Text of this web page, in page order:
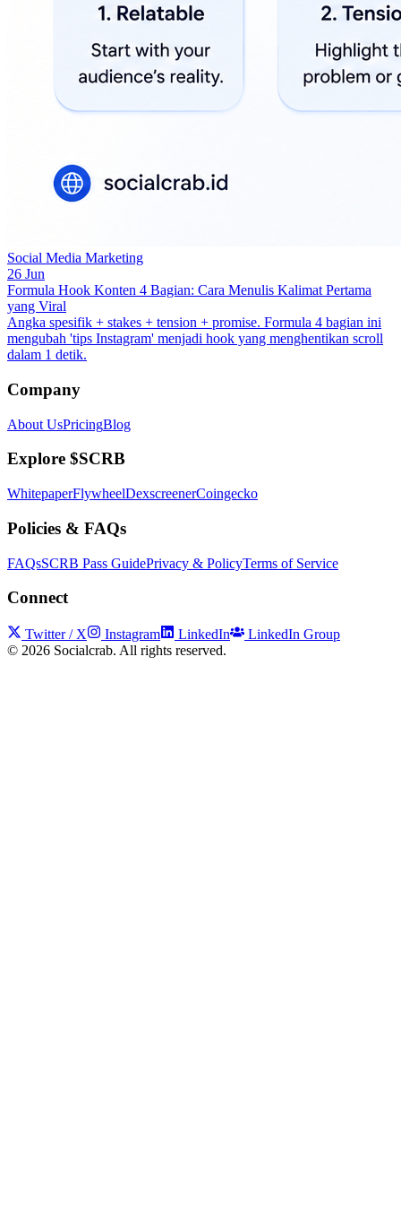
Social Media Marketing
26 Jun
Formula Hook Konten 4 Bagian: Cara Menulis Kalimat Pertama
yang Viral
Angka spesifik + stakes + tension + promise. Formula 4 bagian ini
mengubah 'tips Instagram' menjadi hook yang menghentikan scroll
dalam 1 detik.
Company
About UsPricingBlog
Explore $SCRB
WhitepaperFlywheelDexscreenerCoingecko
Policies & FAQs
FAQsSCRB Pass GuidePrivacy & PolicyTerms of Service
Connect
Twitter / X Instagram LinkedIn
LinkedIn Group
© 2026 Socialcrab. All rights reserved.